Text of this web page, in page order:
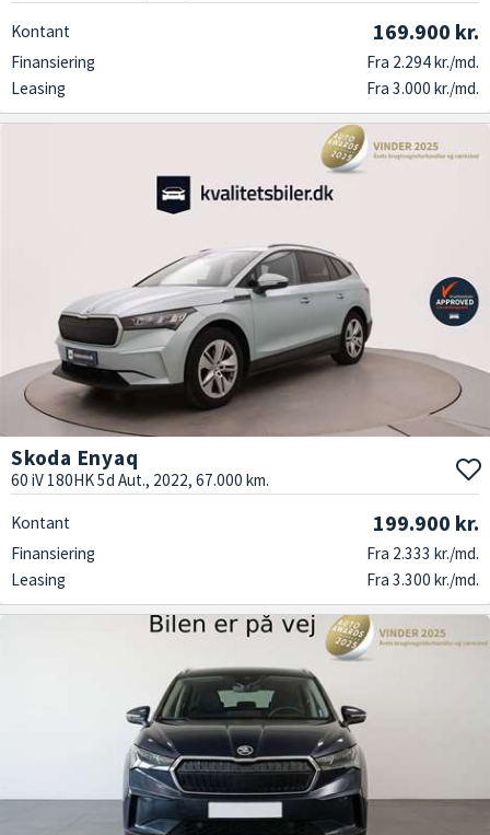
Kontant 169.900 kr.
Finansiering
Fra 2.294 kr./md.
Leasing
Fra 3.000 kr./md.
Skoda Enyaq
60 iV 180HK 5d Aut., 2022, 67.000 km.
Kontant 199.900 kr.
Finansiering
Fra 2.333 kr./md.
Leasing
Fra 3.300 kr./md.